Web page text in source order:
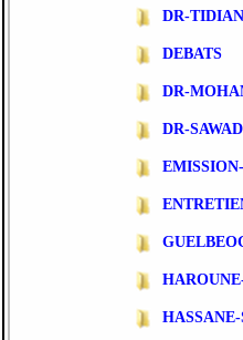
DR-
DEBATS
DR-
DR-